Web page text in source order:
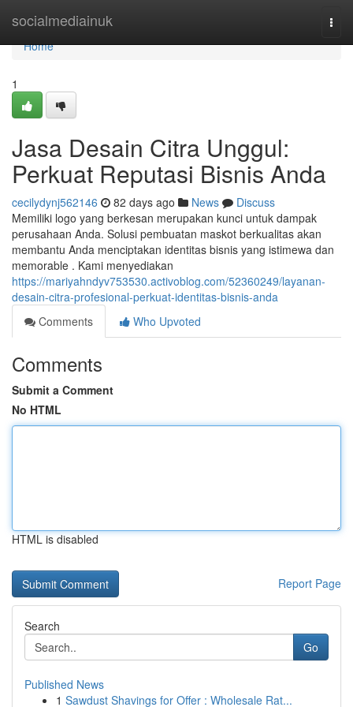
socialmediainuk
Home
Home
1
Jasa Desain Citra Unggul:
Perkuat Reputasi Bisnis Anda
cecilydynj562146 82 days ago News
Discuss
Memiliki logo yang berkesan merupakan kunci untuk dampak
perusahaan Anda. Solusi pembuatan maskot berkualitas akan
membantu Anda menciptakan identitas bisnis yang istimewa dan
memorable . Kami menyediakan
https://mariyahndyv753530.activoblog.com/52360249/layanan-
desain-citra-profesional-perkuat-identitas-bisnis-anda
Comments
Who Upvoted
Comments
Submit a Comment
No HTML
HTML is disabled
Report Page
Search
Go
Published News
1 Sawdust Shavings for Offer : Wholesale Rat...